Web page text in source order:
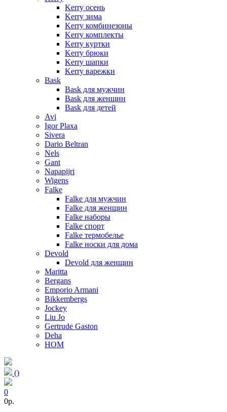
Kerry осень
Kerry зима
Kerry комбинезоны
Kerry комплекты
Kerry куртки
Kerry брюки
Kerry шапки
Kerry варежки
Bask
Bask для мужчин
Bask для женщин
Bask для детей
Avi
Igor Plaxa
Sivera
Dario Beltran
Nels
Gant
Napapijri
Wigens
Falke
Falke для мужчин
Falke для женщин
Falke наборы
Falke спорт
Falke термобелье
Falke носки для дома
Devold
Devold для женщин
Maritta
Bergans
Emporio Armani
Bikkembergs
Jockey
Liu Jo
Gertrude Gaston
Deha
HOM
()
0
0p.